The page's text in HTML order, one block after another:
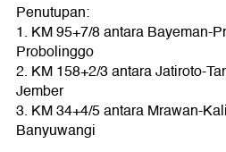
Penutupan:
1. KM 95+7/8 antara Bayeman-
Probolinggo
2. KM 158+2/3 antara Jatiroto-
Jember
3. KM 34+4/5 antara Mrawan-
Banyuwangi